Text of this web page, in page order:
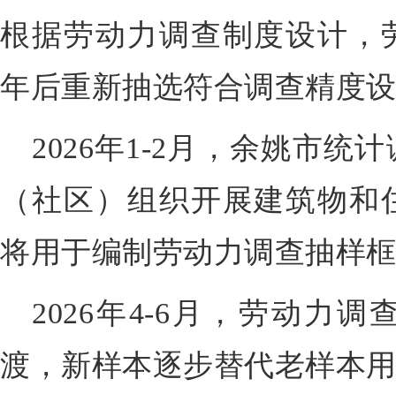
根据劳动力调查制度设计，
年后重新抽选符合调查精度
2026年1-2月，余姚市统
（社区）组织开展建筑物
将用于编制劳动力调查抽样
2026年4-6月，劳动力调
渡，新样本逐步替代老样本